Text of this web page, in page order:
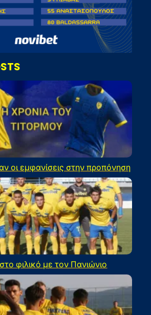
οι εμφανίσεις στην προπόνηση
φιλικό με τον Πανιώνιο